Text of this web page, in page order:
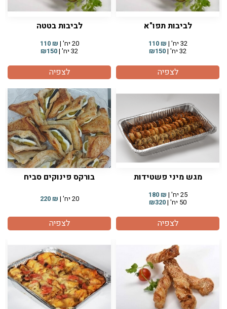
לביבות תפו"א
32 יח' | ₪
110
32 יח' | ₪150
לצפיה
לביבות בטטה
20 יח' | ₪
110
32 יח' | ₪150
לצפיה
מגש מיני פשטידות
25 יח' | ₪
180
50 יח' | ₪320
לצפיה
בורקס פינוקים סביח
20 יח' | ₪
220
לצפיה